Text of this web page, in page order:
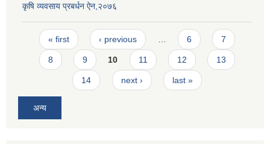
कृषि व्यवसाय प्रबर्धन ऐन,२०७६
Pages
« first ‹ previous 6 7
8 9 10 11 12 13
14 next › last »
अन्य